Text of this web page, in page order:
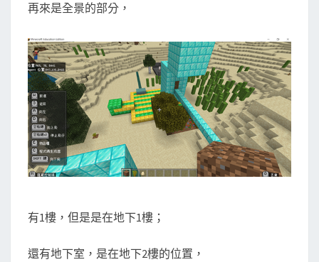
再來是全景的部分，
有1樓，但是是在地下1樓；
還有地下室，是在地下2樓的位置，